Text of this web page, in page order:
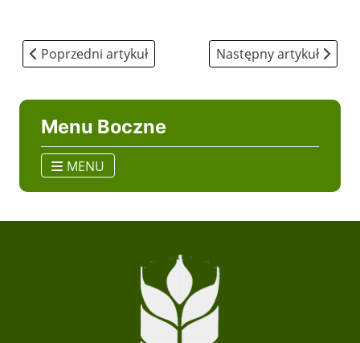
Poprzedni artykuł: 2018/2019
Poprzedni artykuł Następny artykuł:
Następny artykuł
Menu Boczne
MENU